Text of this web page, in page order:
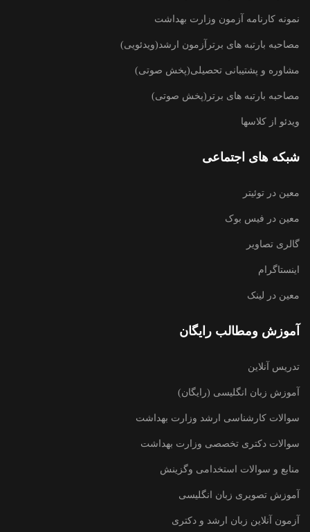
نمونه کارنامه آزمون وزارت بهداشت
مصاحبه بارتبه های برترآزمون ارشد(ویدئویی)
مشاوره و پشتیبانی تحصیلی(پخش صوتی)
مصاحبه بارتبه های برتر(پخش صوتی)
ویدئو از کلاسها
شبکه های اجتماعی
معین در توئیتر
معین در فیس بوک
گالری تصاویر
اینستاگرام
معین در لینک
آموزش ومطالب رایگان
تدریس آنلاین
آموزش زبان انگلیسی (رایگان)
سوالات کارشناسی ارشد وزارت بهداشت
سوالات دکتری تخصصی وزارت بهداشت
منابع و سوالات استخدامی وگزینش
آموزش تصویری زبان انگلیسی
آزمون آنلاین زبان ارشد و دکتری